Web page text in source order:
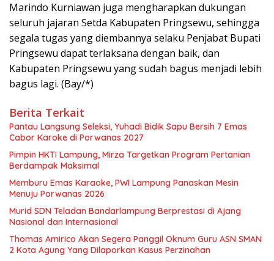
Marindo Kurniawan juga mengharapkan dukungan
seluruh jajaran Setda Kabupaten Pringsewu, sehingga
segala tugas yang diembannya selaku Penjabat Bupati
Pringsewu dapat terlaksana dengan baik, dan
Kabupaten Pringsewu yang sudah bagus menjadi lebih
bagus lagi. (Bay/*)
Berita Terkait
Pantau Langsung Seleksi, Yuhadi Bidik Sapu Bersih 7 Emas
Cabor Karoke di Porwanas 2027
Pimpin HKTI Lampung, Mirza Targetkan Program Pertanian
Berdampak Maksimal
Memburu Emas Karaoke, PWI Lampung Panaskan Mesin
Menuju Porwanas 2026
Murid SDN Teladan Bandarlampung Berprestasi di Ajang
Nasional dan Internasional
Thomas Amirico Akan Segera Panggil Oknum Guru ASN SMAN
2 Kota Agung Yang Dilaporkan Kasus Perzinahan